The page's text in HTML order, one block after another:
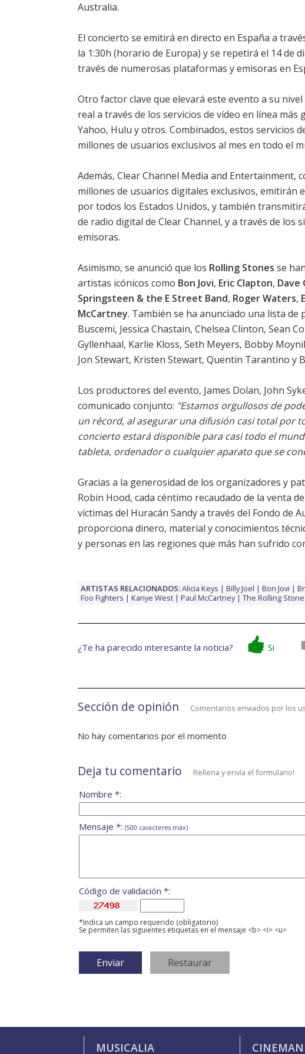
Australia.
El concierto se emitirá en directo en España a
la 1:30h (horario de Europa) y se repetirá el 14 de
través de numerosas plataformas y emisoras en
Otro factor clave que elevará este evento a su
real a través de los servicios de vídeo en línea
Yahoo, Hulu y otros. Combinados, estos servicios
millones de usuarios exclusivos al mes en todo el
Además, Clear Channel Media and Entertainment,
millones de usuarios digitales exclusivos, emitirán
por todos los Estados Unidos, y también
de radio digital de Clear Channel, y a través de los
emisoras.
Asimismo, se anunció que los Rolling Stones se
artistas icónicos como Bon Jovi, Eric Clapton, Dave
Springsteen & the E Street Band, Roger Waters,
McCartney. También se ha anunciado una lista de
Buscemi, Jessica Chastain, Chelsea Clinton, Sean
Gyllenhaal, Karlie Kloss, Seth Meyers, Bobby
Jon Stewart, Kristen Stewart, Quentin Tarantino y
Los productores del evento, James Dolan, John
comunicado conjunto: "Estamos orgullosos de
un récord, al asegurar una difusión casi total por
concierto estará disponible para casi todo el
tableta, ordenador o cualquier aparato que se
Gracias a la generosidad de los organizadores y
Robin Hood, cada céntimo recaudado de la venta
víctimas del Huracán Sandy a través del Fondo de
proporciona dinero, material y conocimientos
y personas en las regiones que más han sufrido
ARTISTAS RELACIONADOS:Alicia Keys Billy Joel Bon Jovi
Foo Fighters
Kanye West Paul McCartney The Rolling
¿Te ha parecido interesante la noticia? Si
Sección de opinión Comentarios enviados por los
No hay comentarios por el momento
Deja tu comentario Rellena y envía el formulario!
Nombre *:
Mensaje *: (500 caracteres máx)
Código de validación *:
*Indica un campo requerido (obligatorio)
Se permiten las siguientes etiquetas en el mensaje <b> <i> <u>
MUSICALIA